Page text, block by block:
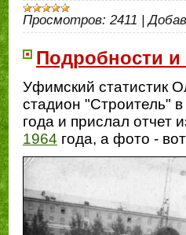
Просмотров: 2411 |
Подробности и
Уфимский статистик
стадион "Строитель"
года и прислал отчет
1964 года, а фото -